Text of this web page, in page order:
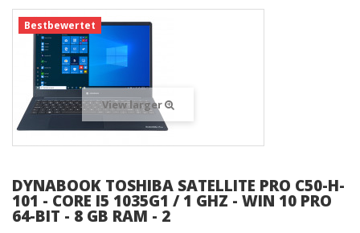
Bestbewertet
View larger
DYNABOOK TOSHIBA SATELLITE PRO C50-H-
101 - CORE I5 1035G1 / 1 GHZ - WIN 10 PRO
64-BIT - 8 GB RAM - 2